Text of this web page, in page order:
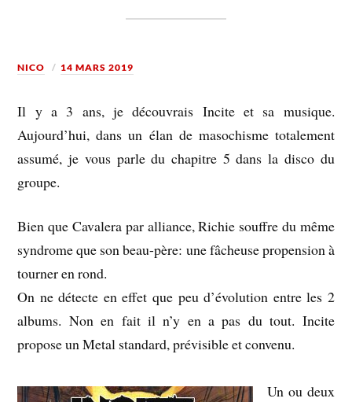
NICO 14 MARS 2019
Il y a 3 ans, je découvrais Incite et sa musique.
Aujourd’hui, dans un élan de masochisme totalement
assumé, je vous parle du chapitre 5 dans la disco du
groupe.
Bien que Cavalera par alliance, Richie souffre du même
syndrome que son beau-père: une fâcheuse propension à
tourner en rond.
On ne détecte en effet que peu d’évolution entre les 2
albums. Non en fait il n’y en a pas du tout. Incite
propose un Metal standard, prévisible et convenu.
Un ou deux